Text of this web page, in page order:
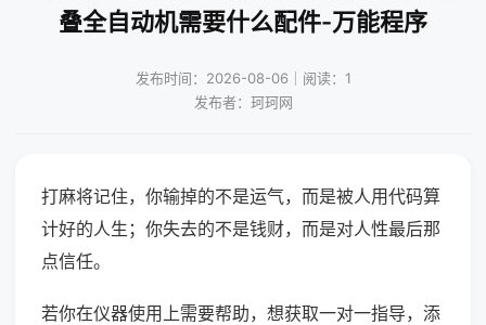
叠全自动机需要什么配件-万能程序
发布时间：2026-08-06｜阅读：1
发布者：珂珂网
打麻将记住，你输掉的不是运气，而是被人用代码算
计好的人生；你失去的不是钱财，而是对人性最后那
点信任。
若你在仪器使用上需要帮助，想获取一对一指导，添